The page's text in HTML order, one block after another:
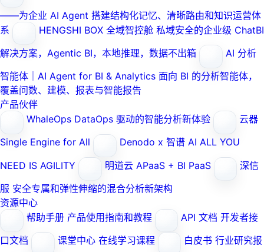
——为企业 AI Agent 搭建结构化记忆、清晰路由和知识运营体
系
HENGSHI BOX 全域智控舱 私域安全的企业级 ChatBI
解决方案，Agentic BI，本地推理，数据不出箱
AI 分析
智能体｜AI Agent for BI & Analytics 面向 BI 的分析智能体，
覆盖问数、建模、报表与智能报告
产品伙伴
WhaleOps DataOps 驱动的智能分析新体验
云器
Single Engine for All
Denodo x 智谱 AI ALL YOU
NEED IS AGILITY
明道云 APaaS + BI PaaS
深信
服 安全专属和弹性伸缩的混合分析新架构
资源中心
帮助手册 产品使用指南和教程 API 文档 开发者接
口文档
课堂中心 在线学习课程 白皮书 行业研究报